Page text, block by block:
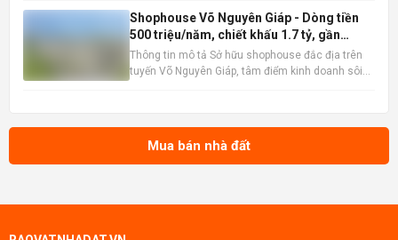
Richmond Phú Xuân đang nổi lên như một lựa
chọn đầu tư và kinh doanh hấp dẫn. Thông tin sản
phẩm nổi bật: Vị trí đắ
Shophouse Võ Nguyên Giáp - Dòng tiền
500 triệu/năm, chiết khấu 1.7 tỷ, gần
AEON Mall
Thông tin mô tả Sở hữu shophouse đắc địa trên
tuyến Võ Nguyên Giáp, tâm điểm kinh doanh sôi
Mua bán nhà đất